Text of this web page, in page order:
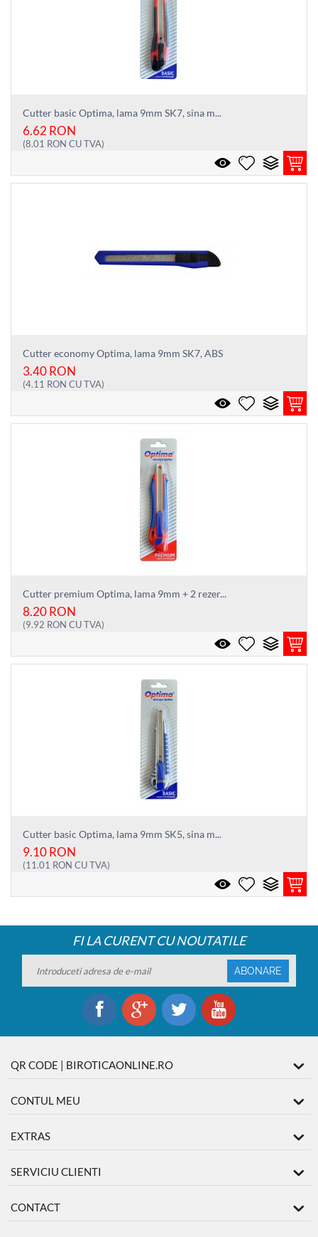
Cutter basic Optima, lama 9mm SK7, sina m...
6.62 RON
(8.01 RON CU TVA)
Cutter economy Optima, lama 9mm SK7, ABS
3.40RON
(4.11 RON CU TVA)
Cutter premium Optima, lama 9mm + 2 rezer...
8.20RON
(9.92 RON CU TVA)
Cutter basic Optima, lama 9mm SK5, sina m...
9.10RON
(11.01 RON CU TVA)
FI LA CURENT CU NOUTATILE
ABONARE
QR CODE | BIROTICAONLINE.RO
CONTUL MEU
EXTRAS
SERVICIU CLIENTI
CONTACT